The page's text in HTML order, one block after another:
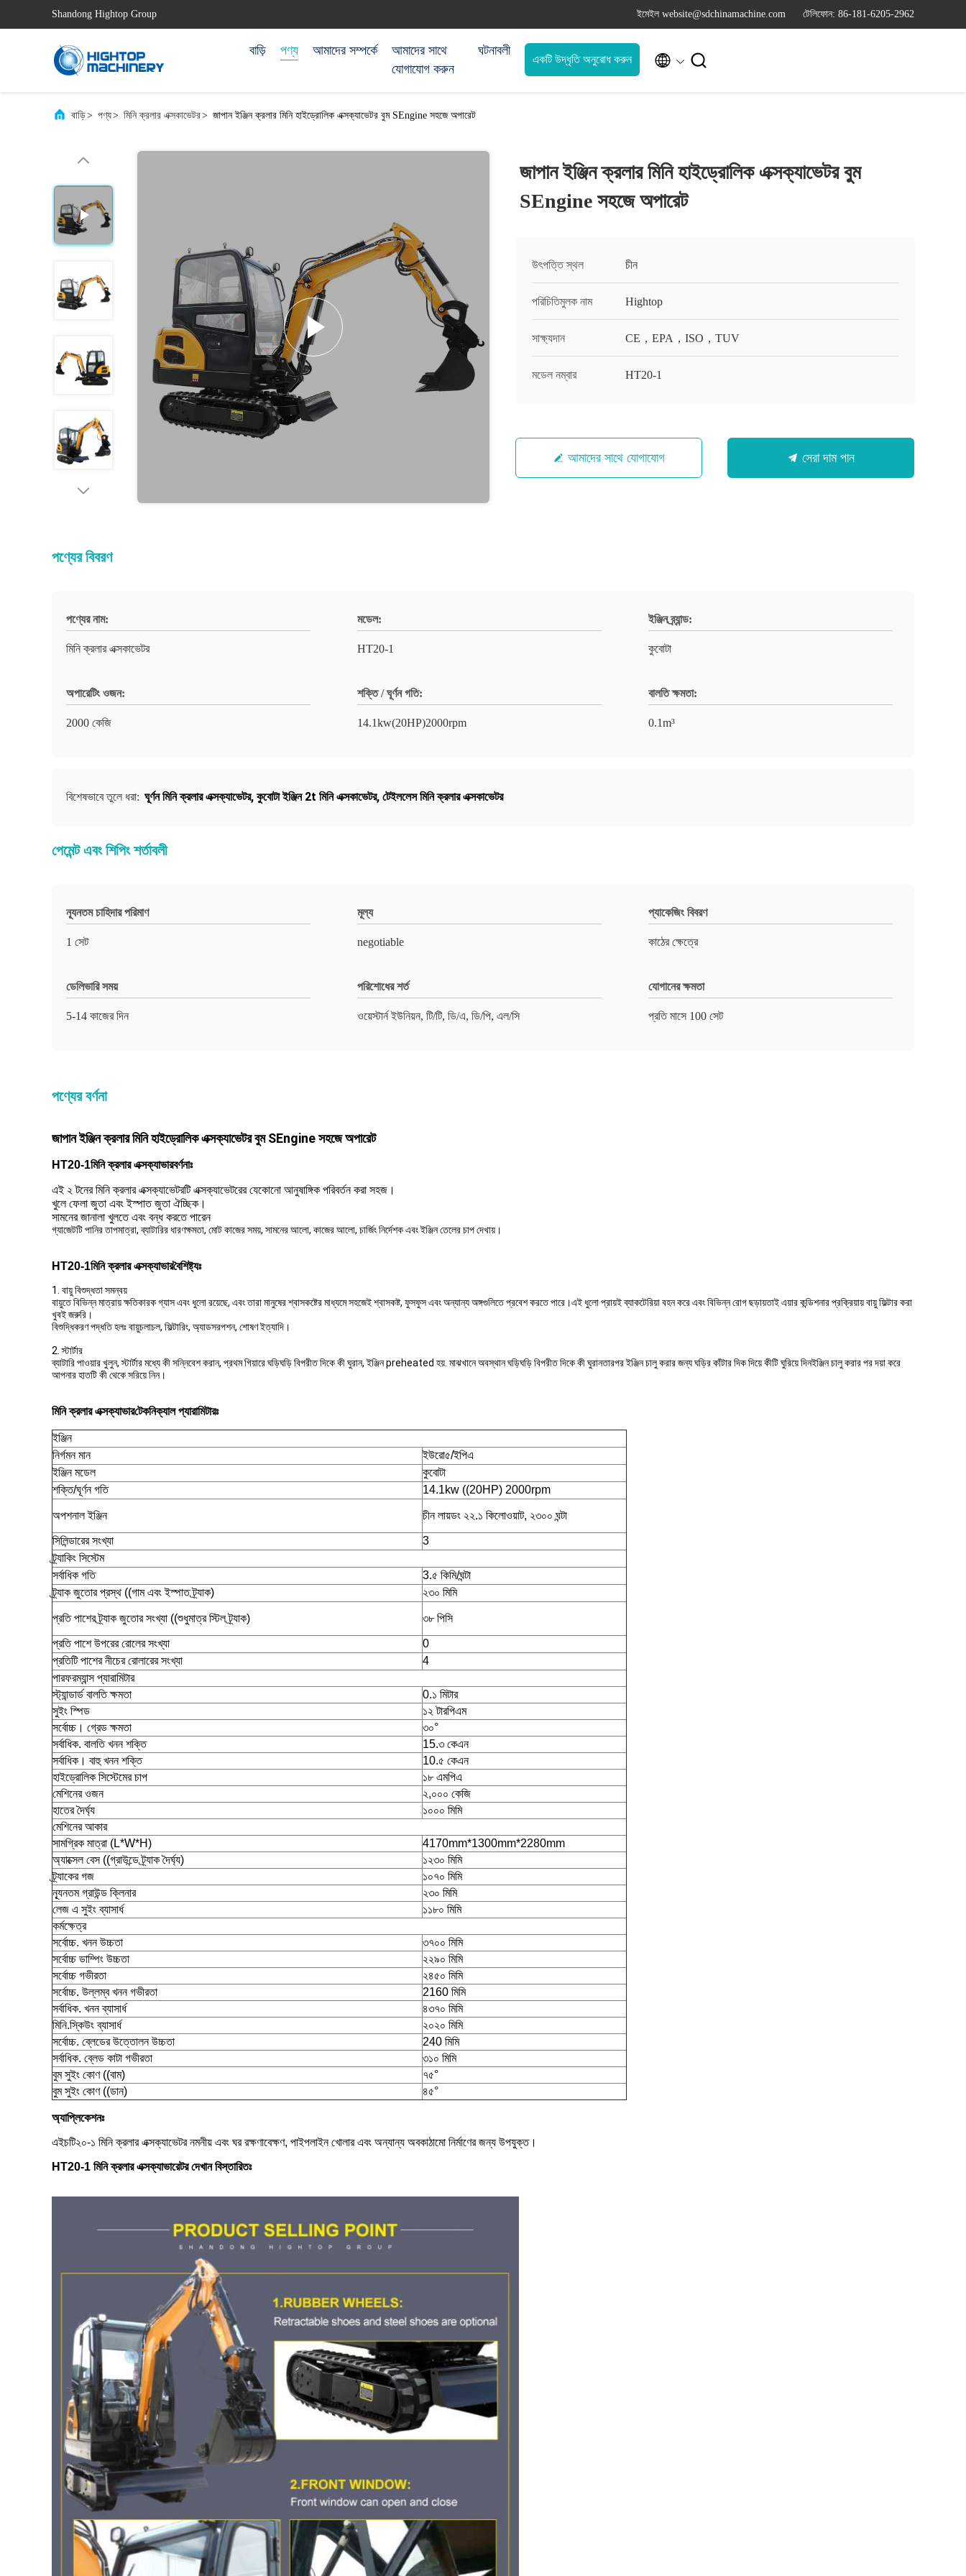
Shandong Hightop Group ইমেইল website@sdchinamachine.com টেলিফোন: 86-181-6205-2962
বাড়ি পণ্য আমাদের সম্পর্কে
আমাদের সাথে
যোগাযোগ করুন
ঘটনাবলী
একটি উদ্ধৃতি অনুরোধ করুন  
বাড়ি> পণ্য> মিনি ক্রলার এক্সকাভেটর> জাপান ইঞ্জিন ক্রলার মিনি হাইড্রোলিক এক্সক্যাভেটর বুম SEngine সহজে অপারেট
জাপান ইঞ্জিন ক্রলার মিনি হাইড্রোলিক এক্সক্যাভেটর বুম
SEngine সহজে অপারেট
উৎপত্তি স্থল চীন
পরিচিতিমুলক নাম Hightop
সাক্ষ্যদান CE，EPA，ISO，TUV
মডেল নম্বার HT20-1
আমাদের সাথে যোগাযোগ সেরা দাম পান
পণ্যের বিবরণ
পণ্যের নাম:
মিনি ক্রলার এক্সকাভেটর
মডেল:
HT20-1
ইঞ্জিন ব্র্যান্ড:
কুবোটা
অপারেটিং ওজন:
2000 কেজি
শক্তি / ঘূর্ণন গতি:
14.1kw(20HP)2000rpm
বালতি ক্ষমতা:
0.1m³
বিশেষভাবে তুলে ধরা: ঘূর্ণন মিনি ক্রলার এক্সক্যাভেটর, কুবোটা ইঞ্জিন 2t মিনি এক্সকাভেটর, টেইললেস মিনি ক্রলার এক্সকাভেটর
পেমেন্ট এবং শিপিং শর্তাবলী
ন্যূনতম চাহিদার পরিমাণ
1 সেট
মূল্য
negotiable
প্যাকেজিং বিবরণ
কাঠের ক্ষেত্রে
ডেলিভারি সময়
5-14 কাজের দিন
পরিশোধের শর্ত
ওয়েস্টার্ন ইউনিয়ন, টি/টি, ডি/এ, ডি/পি, এল/সি
যোগানের ক্ষমতা
প্রতি মাসে 100 সেট
পণ্যের বর্ণনা
জাপান ইঞ্জিন ক্রলার মিনি হাইড্রোলিক এক্সক্যাভেটর বুম SEngine সহজে অপারেট
HT20-1মিনি ক্রলার এক্সক্যাভারবর্ণনাঃ
এই ২ টনের মিনি ক্রলার এক্সক্যাভেটরটি এক্সক্যাভেটরের যেকোনো আনুষাঙ্গিক পরিবর্তন করা সহজ।
খুলে ফেলা জুতা এবং ইস্পাত জুতা ঐচ্ছিক।
সামনের জানালা খুলতে এবং বন্ধ করতে পারেন
গ্যাজেটটি পানির তাপমাত্রা, ব্যাটারির ধারণক্ষমতা, মোট কাজের সময়, সামনের আলো, কাজের আলো, চার্জিং নির্দেশক এবং ইঞ্জিন তেলের চাপ দেখায়।
HT20-1মিনি ক্রলার এক্সক্যাভারবৈশিষ্ট্যঃ
1. বায়ু বিশুদ্ধতা সমন্বয়
বায়ুতে বিভিন্ন মাত্রায় ক্ষতিকারক গ্যাস এবং ধুলো রয়েছে, এবং তারা মানুষের শ্বাসকষ্টের মাধ্যমে সহজেই শ্বাসকষ্ট, ফুসফুস এবং অন্যান্য অঙ্গগুলিতে প্রবেশ করতে পারে।এই ধুলো প্রায়ই ব্যাকটেরিয়া বহন করে এবং বিভিন্ন রোগ ছড়ায়তাই এয়ার কন্ডিশনার প্রক্রিয়ায় বায়ু ফিল্টার করা
খুবই জরুরি।
বিশুদ্ধিকরণ পদ্ধতি হলঃ বায়ুচলাচল, ফিল্টারিং, অ্যাডসরপশন, শোষণ ইত্যাদি।
2. স্টার্টার
ব্যাটারি পাওয়ার খুলুন, স্টার্টার মধ্যে কী সন্নিবেশ করান, প্রথম গিয়ারে ঘড়িঘড়ি বিপরীত দিকে কী ঘুরান, ইঞ্জিন preheated হয়. মাঝখানে অবস্থান ঘড়িঘড়ি বিপরীত দিকে কী ঘুরানতারপর ইঞ্জিন চালু করার জন্য ঘড়ির কাঁটার দিক দিয়ে কীটি ঘুরিয়ে দিনইঞ্জিন চালু করার পর দয়া করে
আপনার হাতটি কী থেকে সরিয়ে নিন।
মিনি ক্রলার এক্সক্যাভারটেকনিক্যাল প্যারামিটারঃ
ইঞ্জিন
নির্গমন মান
ইউরো৫/ইপিএ
ইঞ্জিন মডেল
কুবোটা
শক্তি/ঘূর্ণন গতি
14.1kw ((20HP) 2000rpm
অপশনাল ইঞ্জিন চীন লায়ডং ২২.১ কিলোওয়াট, ২৩০০ ঘন্টা
সিলিন্ডারের সংখ্যা
3
ট্র্যাকিং সিস্টেম
সর্বাধিক গতি
3.৫ কিমি/ঘন্টা
ট্র্যাক জুতোর প্রস্থ ((গাম এবং ইস্পাত ট্র্যাক)
২৩০ মিমি
প্রতি পাশের ট্র্যাক জুতোর সংখ্যা ((শুধুমাত্র স্টিল ট্র্যাক) ৩৮ পিসি
প্রতি পাশে উপরের রোলের সংখ্যা
0
প্রতিটি পাশের নীচের রোলারের সংখ্যা
4
পারফরম্যান্স প্যারামিটার
স্ট্যান্ডার্ড বালতি ক্ষমতা
0.১ মিটার
সুইং স্পিড
১২ টারপিএম
সর্বোচ্চ। গ্রেড ক্ষমতা
৩০°
সর্বাধিক. বালতি খনন শক্তি
15.৩ কেএন
সর্বাধিক। বাহু খনন শক্তি
10.৫ কেএন
হাইড্রোলিক সিস্টেমের চাপ
১৮ এমপিএ
মেশিনের ওজন
২,০০০ কেজি
হাতের দৈর্ঘ্য
১০০০ মিমি
মেশিনের আকার
সামগ্রিক মাত্রা (L*W*H)
4170mm*1300mm*2280mm
অ্যাক্সেল বেস ((গ্রাউন্ডে ট্র্যাক দৈর্ঘ্য)
১২৩০ মিমি
ট্র্যাকের গজ
১০৭০ মিমি
ন্যূনতম গ্রাউন্ড ক্লিনার
২৩০ মিমি
লেজ এ সুইং ব্যাসার্ধ
১১৮০ মিমি
কর্মক্ষেত্র
সর্বোচ্চ. খনন উচ্চতা
৩৭০০ মিমি
সর্বোচ্চ ডাম্পিং উচ্চতা
২২৯০ মিমি
সর্বোচ্চ গভীরতা
২৪৫০ মিমি
সর্বোচ্চ. উল্লম্ব খনন গভীরতা
2160 মিমি
সর্বাধিক. খনন ব্যাসার্ধ
৪৩৭০ মিমি
মিনি.স্কিউং ব্যাসার্ধ
২০২০ মিমি
সর্বোচ্চ. ব্লেডের উত্তোলন উচ্চতা
240 মিমি
সর্বাধিক. ব্লেড কাটা গভীরতা
৩১০ মিমি
বুম সুইং কোণ ((বাম)
৭৫°
বুম সুইং কোণ ((ডান)
৪৫°
অ্যাপ্লিকেশনঃ
এইচটি২০-১ মিনি ক্রলার এক্সক্যাভেটর নমনীয় এবং ঘর রক্ষণাবেক্ষণ, পাইপলাইন খোলার এবং অন্যান্য অবকাঠামো নির্মাণের জন্য উপযুক্ত।
HT20-1 মিনি ক্রলার এক্সক্যাভারেটর দেখান বিস্তারিতঃ